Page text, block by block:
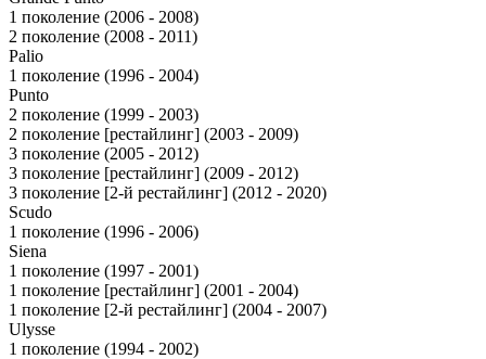
1 поколение (2006 - 2008)
2 поколение (2008 - 2011)
Palio
1 поколение (1996 - 2004)
Punto
2 поколение (1999 - 2003)
2 поколение [рестайлинг] (2003 - 2009)
3 поколение (2005 - 2012)
3 поколение [рестайлинг] (2009 - 2012)
3 поколение [2-й рестайлинг] (2012 - 2020)
Scudo
1 поколение (1996 - 2006)
Siena
1 поколение (1997 - 2001)
1 поколение [рестайлинг] (2001 - 2004)
1 поколение [2-й рестайлинг] (2004 - 2007)
Ulysse
1 поколение (1994 - 2002)